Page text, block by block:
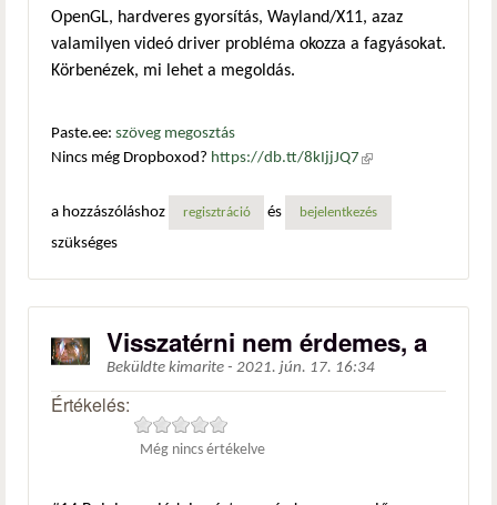
OpenGL, hardveres gyorsítás, Wayland/X11, azaz
valamilyen videó driver probléma okozza a fagyásokat.
Körbenézek, mi lehet a megoldás.
Paste.ee: szöveg megosztás
Nincs még Dropboxod? https://db.tt/8kIjjJQ7 (külső
a hozzászóláshoz
regisztráció és bejelentkezés
szükséges
Visszatérni nem érdemes, a
Beküldte kimarite - 2021. jún. 17. 16:34
Értékelés:
Még nincs értékelve